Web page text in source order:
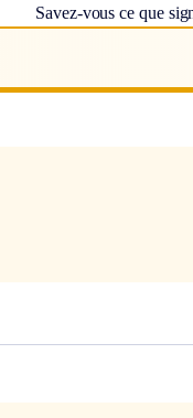
Savez-vous ce que